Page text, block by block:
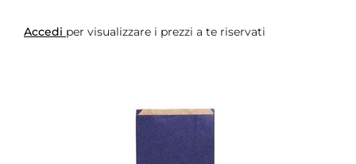
Accedi per visualizzare i prezzi a te riservati